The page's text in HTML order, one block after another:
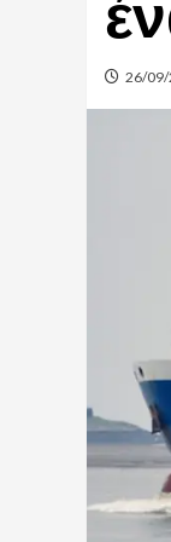
26/